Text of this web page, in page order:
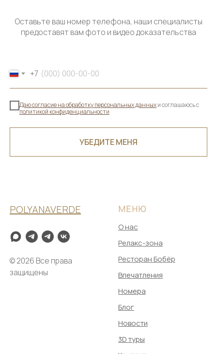
Оставьте ваш номер телефона, наши специалисты
предоставят вам фото и видео доказательства
+7
Даю согласие на обработку персональных данныхи соглашаюсь c
политикой конфиденциальности
УБЕДИТЕ МЕНЯ
POLYANAVERDE
© 2026 Все права
защищены
МЕНЮ
О нас
Релакс-зона
Ресторан Бобёр
Впечатления
Номера
Блог
Новости
3D туры